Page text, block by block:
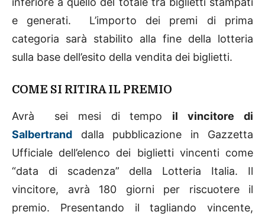
e generati. L’importo dei premi di prima
categoria sarà stabilito alla fine della lotteria
sulla base dell’esito della vendita dei biglietti.
COME SI RITIRA IL PREMIO
Avrà sei mesi di tempo il vincitore di
Salbertrand dalla pubblicazione in Gazzetta
Ufficiale dell’elenco dei biglietti vincenti come
“data di scadenza” della Lotteria Italia. Il
vincitore, avrà 180 giorni per riscuotere il
premio. Presentando il tagliando vincente,